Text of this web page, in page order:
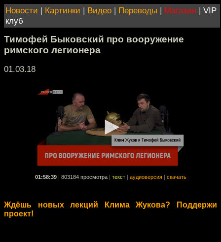
Новости | Картинки | Видео | Переводы | Магазин | VIP
клуб
Тимофей Быковский про вооружение
римского легионера
01.03.18
01:58:39 803184 просмотра текст аудиоверсия скачать
Ждёшь новых лекций Клима Жукова? Поддержи
проект!